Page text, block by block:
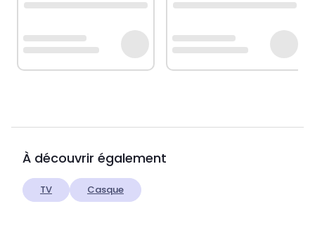
À découvrir également
TV Casque